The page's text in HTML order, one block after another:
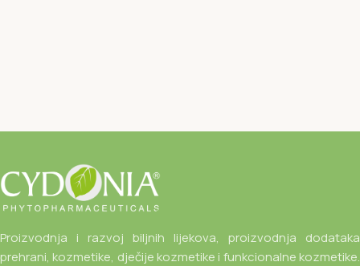
Proizvodnja i razvoj biljnih lijekova, proizvodnja dodataka
prehrani, kozmetike, dječije kozmetike i funkcionalne kozmetike.